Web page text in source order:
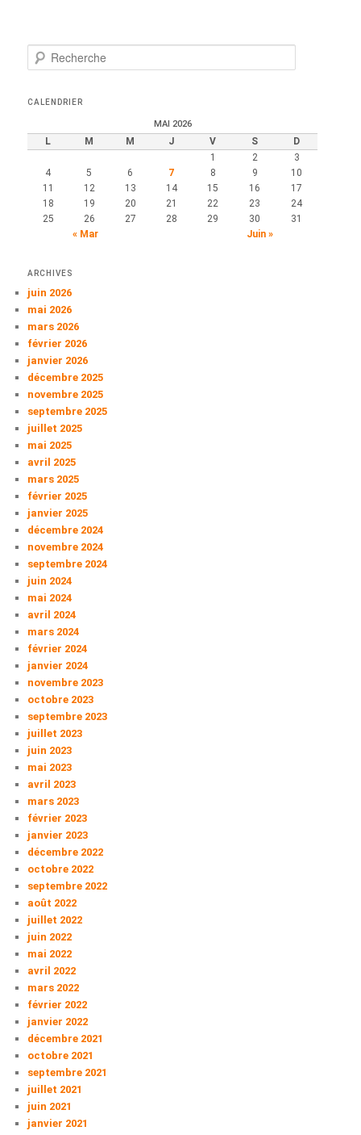
e
h
CALENDRIER
MAI 2026
L M M J V S
D
1
2
3
4
5 6 7 8 9
10
11
12 13 14 15 16
17
18
19 20 21 22 23
24
25
26 27 28 29 30
31
« Mar
Juin »
ARCHIVES
juin 2026
mai 2026
mars 2026
février 2026
janvier 2026
décembre 2025
novembre 2025
septembre 2025
juillet 2025
mai 2025
avril 2025
mars 2025
février 2025
janvier 2025
décembre 2024
novembre 2024
septembre 2024
juin 2024
mai 2024
avril 2024
mars 2024
février 2024
janvier 2024
novembre 2023
octobre 2023
septembre 2023
juillet 2023
juin 2023
mai 2023
avril 2023
mars 2023
février 2023
janvier 2023
décembre 2022
octobre 2022
septembre 2022
août 2022
juillet 2022
juin 2022
mai 2022
avril 2022
mars 2022
février 2022
janvier 2022
décembre 2021
octobre 2021
septembre 2021
juillet 2021
juin 2021
janvier 2021